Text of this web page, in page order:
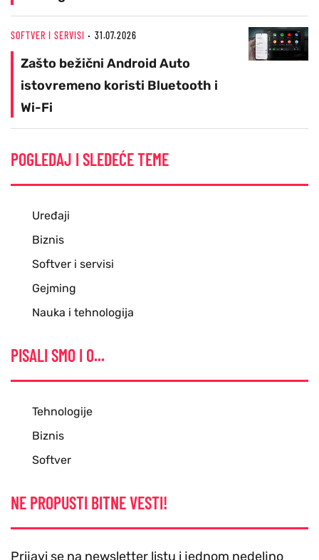
SOFTVER I SERVISI 31.07.2026
Zašto bežični Android Auto
istovremeno koristi Bluetooth i
Wi-Fi
POGLEDAJ I SLEDEĆE TEME
Uređaji
Biznis
Softver i servisi
Gejming
Nauka i tehnologija
PISALI SMO I O...
Tehnologije
Biznis
Softver
NE PROPUSTI BITNE VESTI!
Prijavi se na newsletter listu i jednom nedeljno